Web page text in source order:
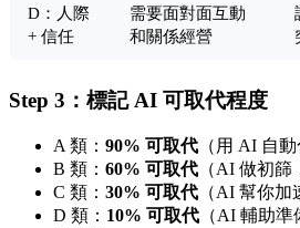
D：人際
+ 信任
需要面對面互動
和關係經營
Step 3：標記 AI 可取代程度
A 類： 90% 可取代 （用 AI 自動
B 類： 60% 可取代 （AI 做初篩
C 類： 30% 可取代 （AI 幫你加
D 類： 10% 可取代 （AI 輔助